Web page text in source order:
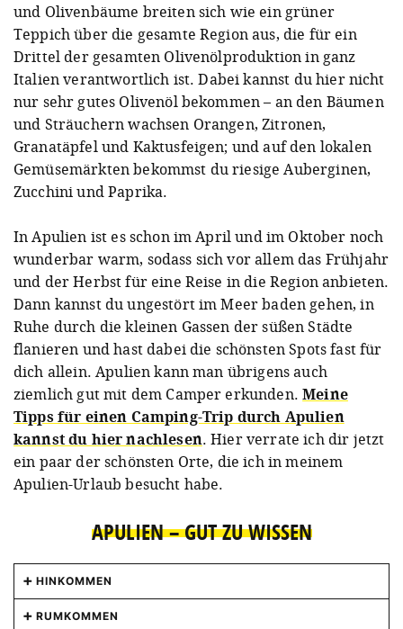
und Olivenbäume breiten sich wie ein grüner
Teppich über die gesamte Region aus, die für ein
Drittel der gesamten Olivenölproduktion in ganz
Italien verantwortlich ist. Dabei kannst du hier nicht
nur sehr gutes Olivenöl bekommen – an den Bäumen
und Sträuchern wachsen Orangen, Zitronen,
Granatäpfel und Kaktusfeigen; und auf den lokalen
Gemüsemärkten bekommst du riesige Auberginen,
Zucchini und Paprika.
In Apulien ist es schon im April und im Oktober noch
wunderbar warm, sodass sich vor allem das Frühjahr
und der Herbst für eine Reise in die Region anbieten.
Dann kannst du ungestört im Meer baden gehen, in
Ruhe durch die kleinen Gassen der süßen Städte
flanieren und hast dabei die schönsten Spots fast für
dich allein. Apulien kann man übrigens auch
ziemlich gut mit dem Camper erkunden.Meine
Tipps für einen Camping-Trip durch Apulien
kannst du hier nachlesen. Hier verrate ich dir jetzt
ein paar der schönsten Orte, die ich in meinem
Apulien-Urlaub besucht habe.
APULIEN – GUT ZU WISSEN
HINKOMMEN
Von Deutschland aus kannst du auf verschiedenen
RUMKOMMEN